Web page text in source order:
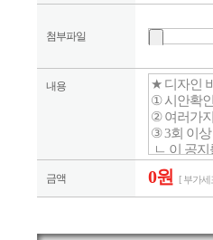
첨부파일
내용
금액 0원 [ 부가세